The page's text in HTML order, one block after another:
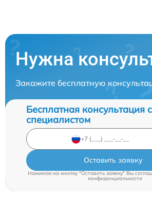
Нужна
Закажите бесплатную
Бесплатная консультация
специалистом
Оставить заявку
Нажимая на кнопку "Оставить заявку" Вы
конфиденциальности